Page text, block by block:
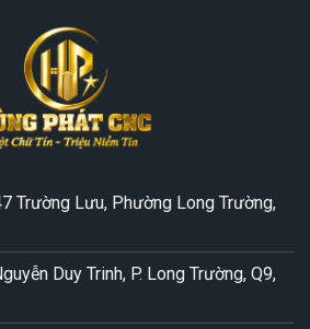
Trường Lưu, Phường Long Trường,
Duy Trinh, P. Long Trường, Q9,